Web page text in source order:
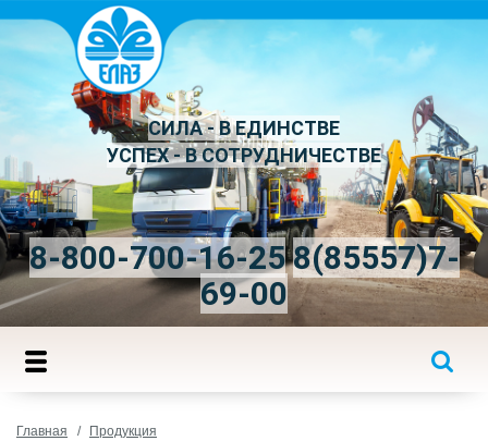
СИЛА - В ЕДИНСТВЕ
УСПЕХ - В СОТРУДНИЧЕСТВЕ
8-800-700-16-258(85557)7-
69-00
Главная
Продукция